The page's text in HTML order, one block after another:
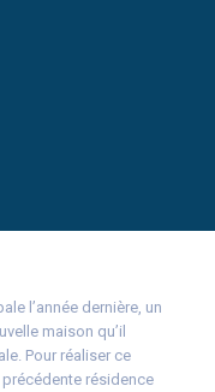
l’année dernière, un
maison qu’il
Pour réaliser ce
résidence